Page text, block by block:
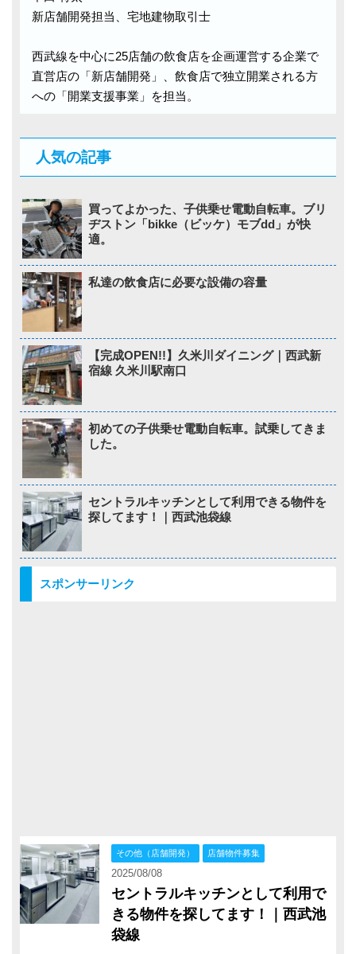
新店舗開発担当、宅地建物取引士
西武線を中心に25店舗の飲食店を企画運営する企業で
直営店の「新店舗開発」、飲食店で独立開業される方
への「開業支援事業」を担当。
人気の記事
買ってよかった、子供乗せ電動自転車。ブリ
ヂストン「bikke（ビッケ）モブdd」が快
適。
私達の飲食店に必要な設備の容量
【完成OPEN!!】久米川ダイニング｜西武新
宿線 久米川駅南口
初めての子供乗せ電動自転車。試乗してきま
した。
セントラルキッチンとして利用できる物件を
探してます！｜西武池袋線
スポンサーリンク
その他（店舗開発） 店舗物件募集
2025/08/08
セントラルキッチンとして利用で
きる物件を探してます！｜西武池
袋線